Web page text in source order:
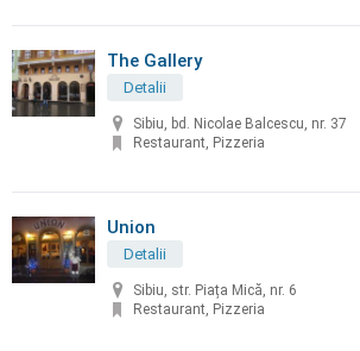
The Gallery
Detalii
Sibiu, bd. Nicolae Balcescu, nr. 37
Restaurant, Pizzeria
Union
Detalii
Sibiu, str. Piața Mică, nr. 6
Restaurant, Pizzeria